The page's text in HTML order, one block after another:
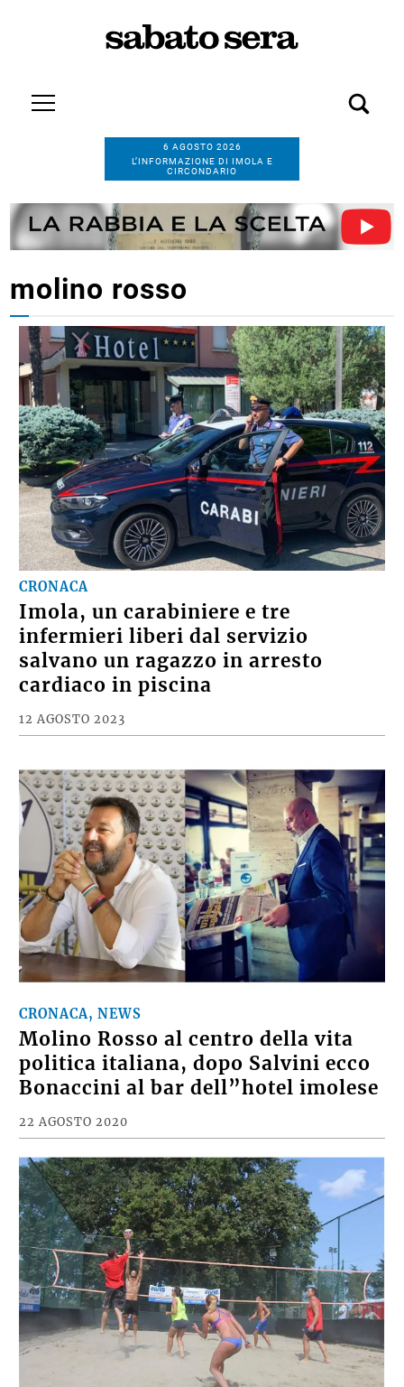
6 AGOSTO 2026
L’INFORMAZIONE DI IMOLA E
CIRCONDARIO
molino rosso
CRONACA
Imola, un carabiniere e tre
infermieri liberi dal servizio
salvano un ragazzo in arresto
cardiaco in piscina
12 AGOSTO 2023
CRONACA, NEWS
Molino Rosso al centro della vita
politica italiana, dopo Salvini ecco
Bonaccini al bar dell”hotel imolese
22 AGOSTO 2020